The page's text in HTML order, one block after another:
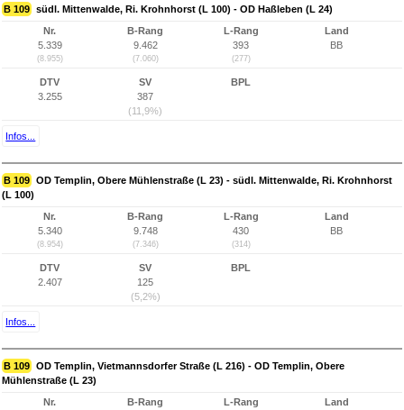
B 109 südl. Mittenwalde, Ri. Krohnhorst (L 100) - OD Haßleben (L 24)
Nr.
5.339
(8.955)
B-Rang
9.462
(7.060)
L-Rang
393
(277)
Land
BB
DTV
3.255
SV
387
(11,9%)
BPL
Infos...
B 109 OD Templin, Obere Mühlenstraße (L 23) - südl. Mittenwalde, Ri. Krohnhorst
(L 100)
Nr.
5.340
(8.954)
B-Rang
9.748
(7.346)
L-Rang
430
(314)
Land
BB
DTV
2.407
SV
125
(5,2%)
BPL
Infos...
B 109 OD Templin, Vietmannsdorfer Straße (L 216) - OD Templin, Obere
Mühlenstraße (L 23)
Nr.
B-Rang
L-Rang
Land